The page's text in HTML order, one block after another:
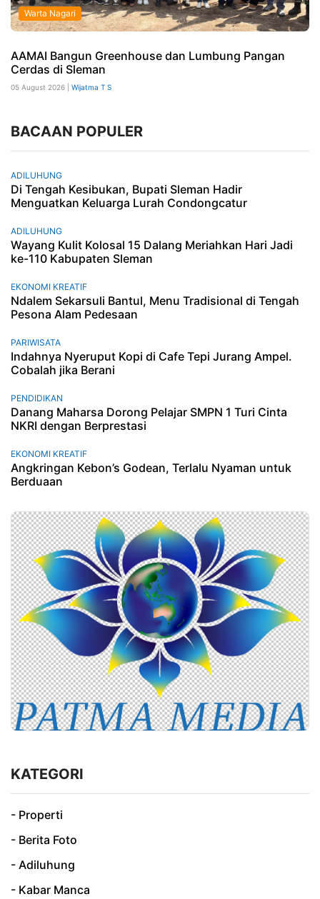
Warta Nagari
AAMAI Bangun Greenhouse dan Lumbung Pangan
Cerdas di Sleman
05 August 2026 | Wijatma T S
BACAAN POPULER
ADILUHUNG
Di Tengah Kesibukan, Bupati Sleman Hadir
Menguatkan Keluarga Lurah Condongcatur
ADILUHUNG
Wayang Kulit Kolosal 15 Dalang Meriahkan Hari Jadi
ke-110 Kabupaten Sleman
EKONOMI KREATIF
Ndalem Sekarsuli Bantul, Menu Tradisional di Tengah
Pesona Alam Pedesaan
PARIWISATA
Indahnya Nyeruput Kopi di Cafe Tepi Jurang Ampel.
Cobalah jika Berani
PENDIDIKAN
Danang Maharsa Dorong Pelajar SMPN 1 Turi Cinta
NKRI dengan Berprestasi
EKONOMI KREATIF
Angkringan Kebon’s Godean, Terlalu Nyaman untuk
Berduaan
KATEGORI
- Properti
- Berita Foto
- Adiluhung
- Kabar Manca